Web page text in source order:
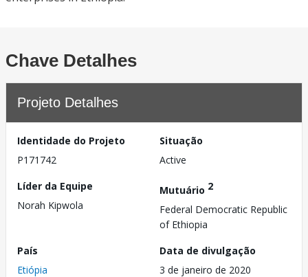
Chave Detalhes
Projeto Detalhes
Identidade do Projeto
P171742
Situação
Active
Líder da Equipe
Norah Kipwola
Mutuário 2
Federal Democratic Republic
of Ethiopia
País
Etiópia
Data de divulgação
3 de janeiro de 2020